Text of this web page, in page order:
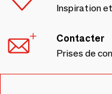
Inspiration
Contacter
Prises de